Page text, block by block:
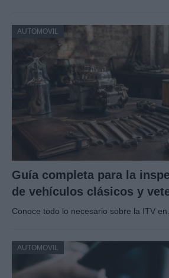
AUTOMOVIL
Guía completa para la
de vehículos clásicos y
Conoce todo lo necesario sobre la ITV
AUTOMOVIL